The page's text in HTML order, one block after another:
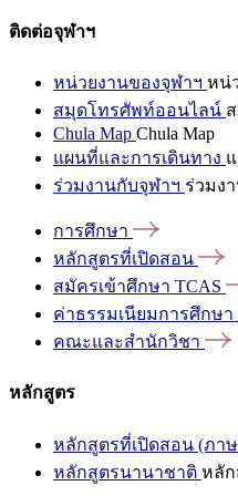
ติดต่อจุฬาฯ
หน่วยงานของจุฬาฯ หน่
สมุดโทรศัพท์ออนไลน์
Chula Map Chula Map
แผนที่และการเดินทาง
ร่วมงานกับจุฬาฯ ร่วมง
การศึกษา
หลักสูตรที่เปิดสอน
สมัครเข้าศึกษา TCAS
ค่าธรรมเนียมการศึกษา
คณะและสำนักวิชา
หลักสูตร
หลักสูตรที่เปิดสอน (ภา
หลักสูตรนานาชาติ หลั